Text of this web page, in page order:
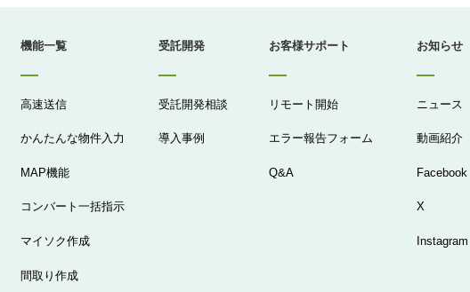
機能一覧
高速送信
かんたんな物件入力
MAP機能
コンバート一括指示
マイソク作成
間取り作成
受託開発
受託開発相談
導入事例
お客様サポート
リモート開始
エラー報告フォーム
Q&A
お知らせ
ニュース
動画紹介
Facebook
X
Instagram